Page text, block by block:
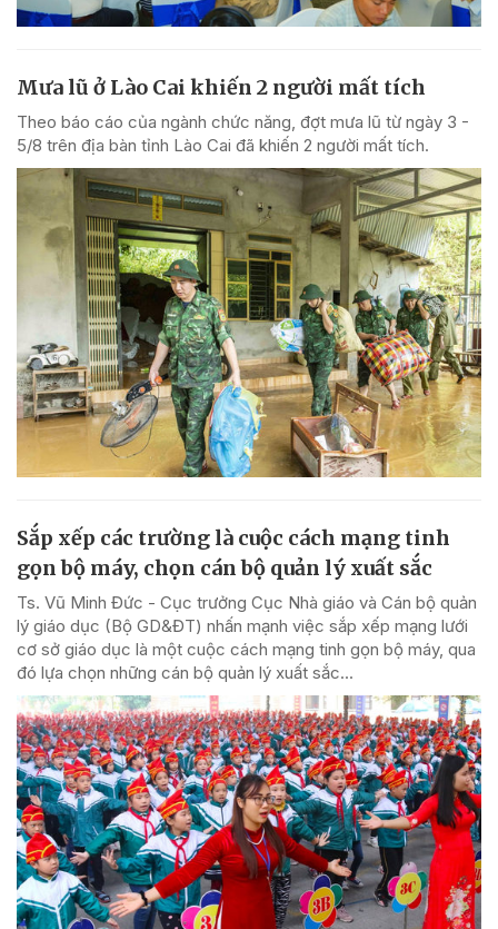
Mưa lũ ở Lào Cai khiến 2 người mất tích
Theo báo cáo của ngành chức năng, đợt mưa lũ từ ngày 3 -
5/8 trên địa bàn tỉnh Lào Cai đã khiến 2 người mất tích.
Sắp xếp các trường là cuộc cách mạng tinh
gọn bộ máy, chọn cán bộ quản lý xuất sắc
Ts. Vũ Minh Đức - Cục trưởng Cục Nhà giáo và Cán bộ quản
lý giáo dục (Bộ GD&ĐT) nhấn mạnh việc sắp xếp mạng lưới
cơ sở giáo dục là một cuộc cách mạng tinh gọn bộ máy, qua
đó lựa chọn những cán bộ quản lý xuất sắc...